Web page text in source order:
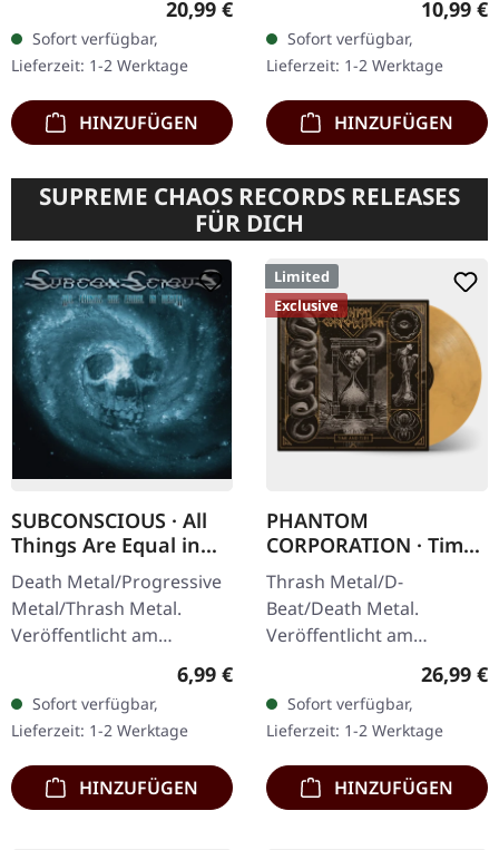
Rot/Schwarz Splatter-
Vinyl mit Poster, limitiert
auf 1000 Exemplare.
Slayer's…
Regulärer Preis:
20,99 €
Sofort verfügbar,
Lieferzeit: 1-2 Werktage
HINZUFÜGEN
DigiPak mit 8-seitigem
Booklet. Flesh From Bone
Screaming Always Upon…
10,99 €
Sofort verfügbar,
Lieferzeit: 1-2 Werktage
HINZUFÜGEN
SUPREME CHAOS RECORDS RELEASES
FÜR DICH
SUBCONSCIOUS · All
Things Are Equal in
Death | CD
Death Metal/Progressive
Metal/Thrash Metal.
Veröffentlicht am
08.08.2008, auf Supreme
Chaos Records. CD im
Jewelcase mit 8-seitigem
Booklet.…
Regulärer Preis:
6,99 €
Sofort verfügbar,
Lieferzeit: 1-2 Werktage
HINZUFÜGEN
Limited
Exclusive
PHANTOM
CORPORATION · Time
And Tide | ORANGE
MARBLED LP
Thrash Metal/D-
Beat/Death Metal.
Veröffentlicht am
12.12.2025, auf Supreme
Chaos Records. Orange
marmoriertes Vinyl mit
Insert. Limitiert auf 150…
26,99 €
Sofort verfügbar,
Lieferzeit: 1-2 Werktage
HINZUFÜGEN